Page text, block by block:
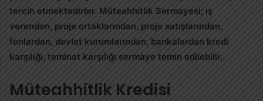
tercih etmektedirler. Müteahhitlik Sermayesi; iş
verenden, proje ortaklarından, proje satışlarından,
fonlardan, devlet kurumlarından, bankalardan kredi
karşılığı, teminat karşılığı sermaye temin edilebilir.
Müteahhitlik Kredisi